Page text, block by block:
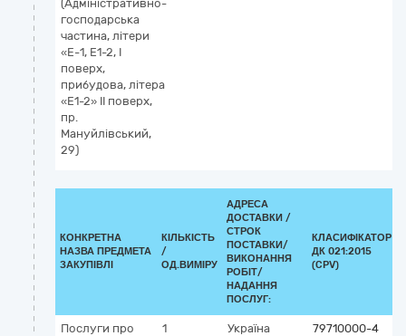
(Адміністративно-
господарська
частина, літери
«Е-1, Е1-2, І
поверх,
прибудова, літера
«Е1-2» ІІ поверх,
пр.
Мануйлівський,
29)
КОНКРЕТНА
НАЗВА ПРЕДМЕТА
ЗАКУПІВЛІ
КІЛЬКІСТЬ
/
ОД.ВИМІРУ
АДРЕСА
ДОСТАВКИ /
СТРОК
ПОСТАВКИ/
ВИКОНАННЯ
РОБІТ/
НАДАННЯ
ПОСЛУГ:
КЛАСИФІКАТОР
ДК 021:2015
(CPV)
Послуги про
1
Україна
79710000-4